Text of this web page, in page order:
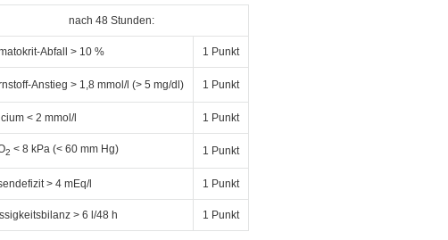
nach 48 Stunden:
Abfall > 10 % 1 Punkt
Anstieg > 1,8 mmol/l (> 5 mg/dl) 1 Punkt
< 2 mmol/l 1 Punkt
2 < 8 kPa (< 60 mm Hg) 1 Punkt
> 4 mEq/l 1 Punkt
> 6 l/48 h 1 Punkt